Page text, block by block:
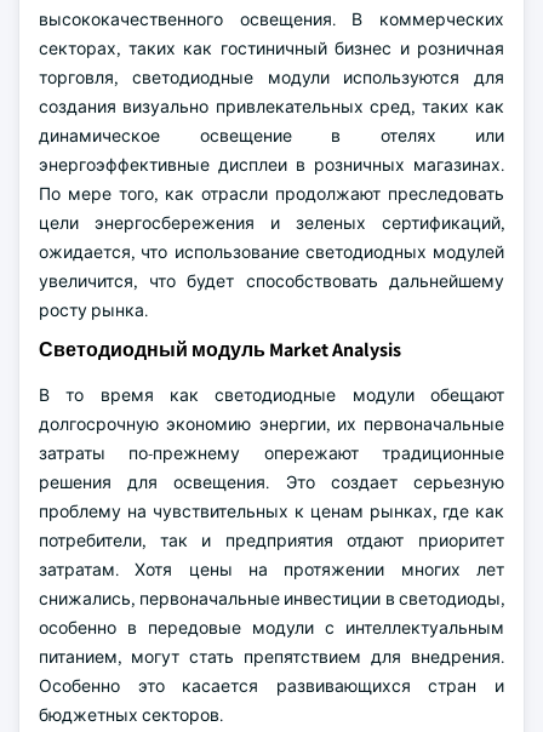
высококачественного освещения. В коммерческих
секторах, таких как гостиничный бизнес и розничная
торговля, светодиодные модули используются для
создания визуально привлекательных сред, таких как
динамическое освещение в отелях или
энергоэффективные дисплеи в розничных магазинах.
По мере того, как отрасли продолжают преследовать
цели энергосбережения и зеленых сертификаций,
ожидается, что использование светодиодных модулей
увеличится, что будет способствовать дальнейшему
росту рынка.
Светодиодный модуль Market Analysis
В то время как светодиодные модули обещают
долгосрочную экономию энергии, их первоначальные
затраты по-прежнему опережают традиционные
решения для освещения. Это создает серьезную
проблему на чувствительных к ценам рынках, где как
потребители, так и предприятия отдают приоритет
затратам. Хотя цены на протяжении многих лет
снижались, первоначальные инвестиции в светодиоды,
особенно в передовые модули с интеллектуальным
питанием, могут стать препятствием для внедрения.
Особенно это касается развивающихся стран и
бюджетных секторов.